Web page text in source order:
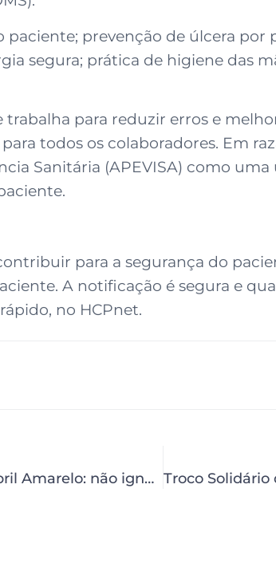
prevenção de úlcera por
segura; prática de higiene das
para reduzir erros e
todos os colaboradores. Em
Sanitária (APEVISA) como
para a segurança do
A notificação é segura e
no HCPnet.
HCP inicia o mês com a campanha ‘Abril Amarelo: não ignore os sinais do câncer ósseo’